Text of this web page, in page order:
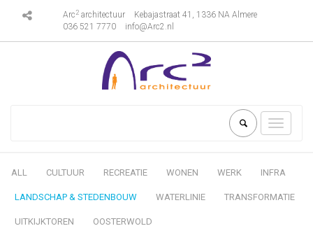
Arc 2architectuur
Kebajastraat 41, 1336 NA Almere
036 521 7770
info@Arc2.nl
Toggle
ALL CULTUUR RECREATIE WONEN WERK INFRA
LANDSCHAP & STEDENBOUW WATERLINIE TRANSFORMATIE
UITKIJKTOREN OOSTERWOLD